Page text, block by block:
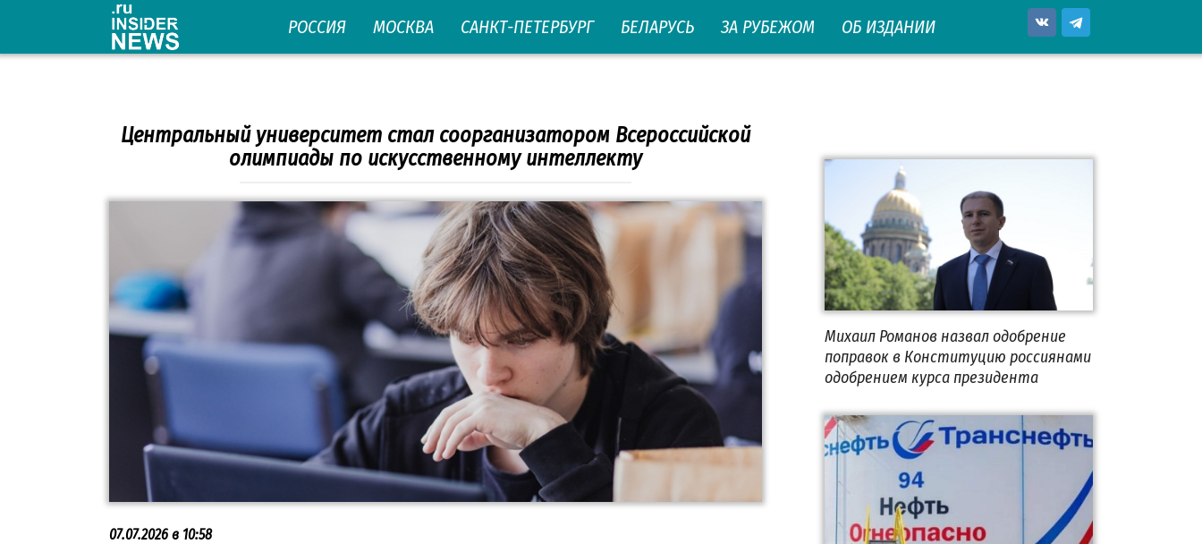
контенту
РОССИЯ МОСКВА САНКТ-ПЕТЕРБУРГ БЕЛАРУСЬ ЗА РУБЕЖОМ ОБ ИЗДАНИИ
Центральный университет стал соорганизатором Всероссийской
олимпиады по искусственному интеллекту
07.07.2026 в 10:58
Михаил Романов назвал одобрение
поправок в Конституцию россиянами
одобрением курса президента